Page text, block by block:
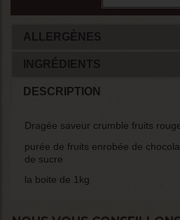
DESCRIPTION
ALLERGÈNES
INGRÉDIENTS
Dragée saveur crumble fruits
purée de fruits enrobée de
de sucre
la boite de 1kg